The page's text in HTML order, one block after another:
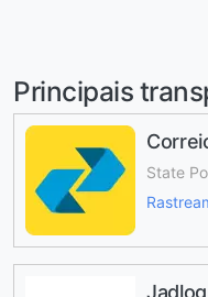
Principais
State
Jadlog